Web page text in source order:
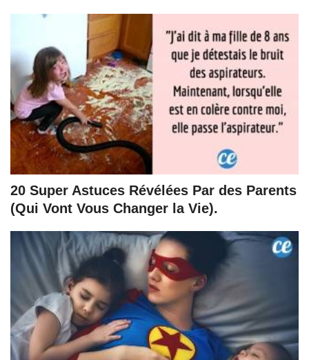
20 Super Astuces Révélées Par des Parents
(Qui Vont Vous Changer la Vie).